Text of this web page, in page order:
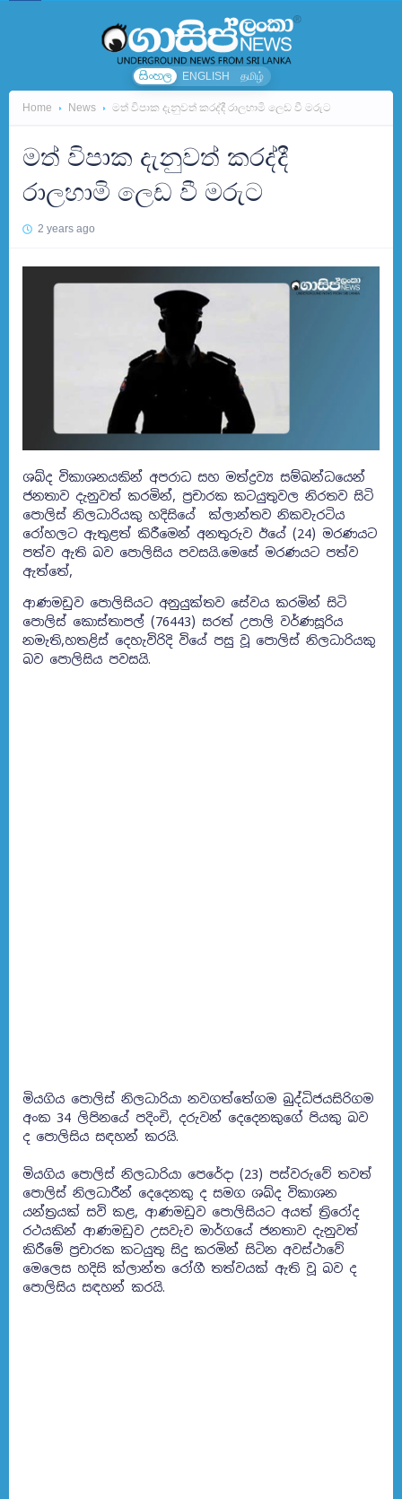
සිංහල ENGLISH தமிழ்
Home News මත් විපාක දැනුවත් කරද්දී රාලහාමි ලෙඩ වී මරුට
මත් විපාක දැනුවත් කරද්දී
රාලහාමි ලෙඩ වී මරුට
2 years ago
ශබ්ද විකාශනයකින් අපරාධ සහ මත්ද්‍රව්‍ය සම්බන්ධයෙන්
ජනතාව දැනුවත් කරමින්, ප්‍රචාරක කටයුතුවල නිරතව සිටි
පොලිස් නිලධාරියකු හදිසියේ ක්ලාන්තව නිකවැරටිය
රෝහලට ඇතුළත් කිරීමෙන් අනතුරුව ඊයේ (24) මරණයට
පත්ව ඇති බව පොලිසිය පවසයි.මෙසේ මරණයට පත්ව
ඇත්තේ,
ආණමඩුව පොලිසියට අනුයුක්තව සේවය කරමින් සිටි
පොලිස් කොස්තාපල් (76443) සරත් උපාලි වර්ණසූරිය
නමැති,හතළිස් දෙහැවිරිදි වියේ පසු වූ පොලිස් නිලධාරියකු
බව පොලිසිය පවසයි.
මියගිය පොලිස් නිලධාරියා නවගත්තේගම බුද්ධිජයසිරිගම
අංක 34 ලිපිනයේ පදිංචි, දරුවන් දෙදෙනකුගේ පියකු බව
ද පොලිසිය සඳහන් කරයි.
මියගිය පොලිස් නිලධාරියා පෙරේදා (23) පස්වරුවේ තවත්
පොලිස් නිලධාරීන් දෙදෙනකු ද සමග ශබ්ද විකාශන
යන්ත්‍රයක් සවි කළ, ආණමඩුව පොලිසියට අයත් ත්‍රිරෝද
රථයකින් ආණමඩුව උසවැව මාර්ගයේ ජනතාව දැනුවත්
කිරීමේ ප්‍රචාරක කටයුතු සිදු කරමින් සිටින අවස්ථාවේ
මෙලෙස හදිසි ක්ලාන්ත රෝගී තත්වයක් ඇති වූ බව ද
පොලිසිය සඳහන් කරයි.